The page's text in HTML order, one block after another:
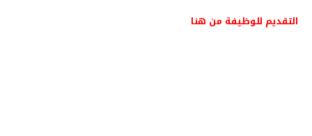
التقديم للوظيفة من هنا